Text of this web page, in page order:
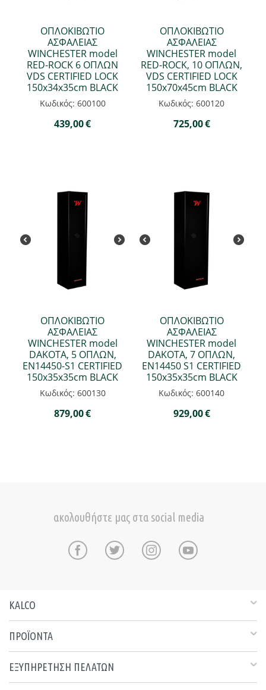
ΟΠΛΟΚΙΒΩΤΙΟ
ΑΣΦΑΛΕΙΑΣ
WINCHESTER model
RED-ROCK 6 ΟΠΛΩΝ
VDS CERTIFIED LOCK
150x34x35cm BLACK
Κωδικός: 600100
439,00€
ΟΠΛΟΚΙΒΩΤΙΟ
ΑΣΦΑΛΕΙΑΣ
WINCHESTER model
RED-ROCK, 10 ΟΠΛΩΝ,
VDS CERTIFIED LOCK
150x70x45cm BLACK
Κωδικός: 600120
725,00€
ΟΠΛΟΚΙΒΩΤΙΟ
ΑΣΦΑΛΕΙΑΣ
WINCHESTER model
DAKOTA, 5 ΟΠΛΩΝ,
EN14450-S1 CERTIFIED
150x35x35cm BLACK
Κωδικός: 600130
879,00€
ΟΠΛΟΚΙΒΩΤΙΟ
ΑΣΦΑΛΕΙΑΣ
WINCHESTER model
DAKOTA, 7 ΟΠΛΩΝ,
EN14450 S1 CERTIFIED
150x35x35cm BLACK
Κωδικός: 600140
929,00€
ακολουθήστε μας στα social media
KALCO
ΠΡΟΪΟΝΤΑ
ΕΞΥΠΗΡΕΤΗΣΗ ΠΕΛΑΤΩΝ